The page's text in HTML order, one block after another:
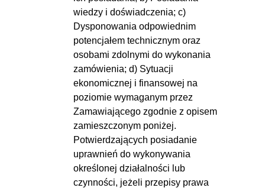
wiedzy i doświadczenia; c)
Dysponowania odpowiednim
potencjałem technicznym oraz
osobami zdolnymi do wykonania
zamówienia; d) Sytuacji
ekonomicznej i finansowej na
poziomie wymaganym przez
Zamawiającego zgodnie z opisem
zamieszczonym poniżej.
Potwierdzających posiadanie
uprawnień do wykonywania
określonej działalności lub
czynności, jeżeli przepisy prawa